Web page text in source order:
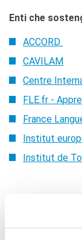
Enti che
ACCORD
CAVILAM
Centre
FLE.fr -
France
Institut
Institut de